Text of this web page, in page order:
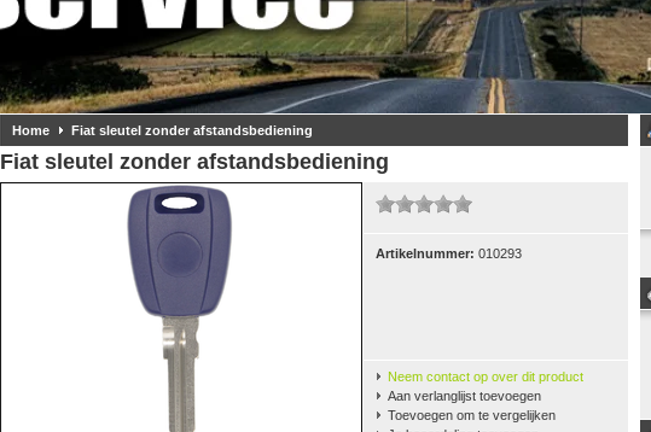
Home Fiat sleutel zonder afstandsbediening
Fiat sleutel zonder afstandsbediening
Artikelnummer: 010293
Neem contact op over dit product
Aan verlanglijst toevoegen
Toevoegen om te vergelijken